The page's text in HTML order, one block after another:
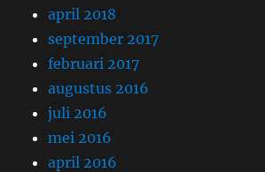
april 2018
september 2017
februari 2017
augustus 2016
juli 2016
mei 2016
april 2016